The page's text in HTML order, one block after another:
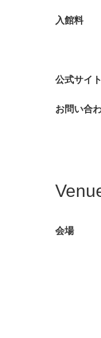
入館料
公式サイト
お問い合
会場